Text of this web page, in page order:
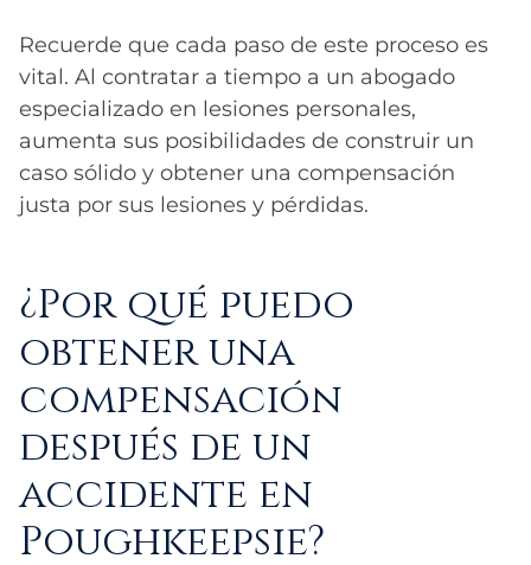
Recuerde que cada paso de este proceso es
vital. Al contratar a tiempo a un abogado
especializado en lesiones personales,
aumenta sus posibilidades de construir un
caso sólido y obtener una compensación
justa por sus lesiones y pérdidas.
¿Por qué puedo
obtener una
compensación
después de un
accidente en
Poughkeepsie?